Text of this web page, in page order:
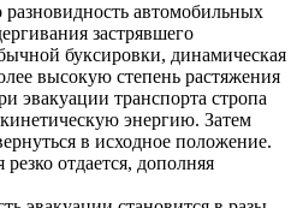
автомобильных
застрявшего
буксировки, динамическая
высокую степень растяжения
эвакуации транспорта стропа
кинетическую энергию. Затем
в исходное положение.
отдается, дополняя